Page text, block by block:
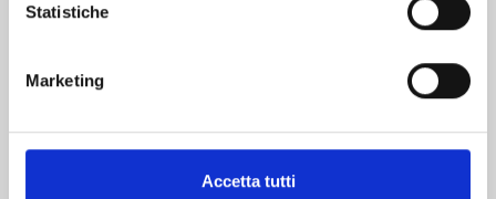
Statistiche
Marketing
Accetta tutti
Mostra tutto